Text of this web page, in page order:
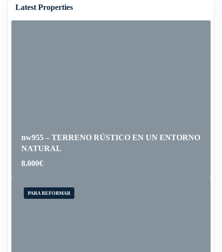
Latest Properties
nw955 – TERRENO RÚSTICO EN UN ENTORNO
NATURAL
8.000€
PARA REFORMAR